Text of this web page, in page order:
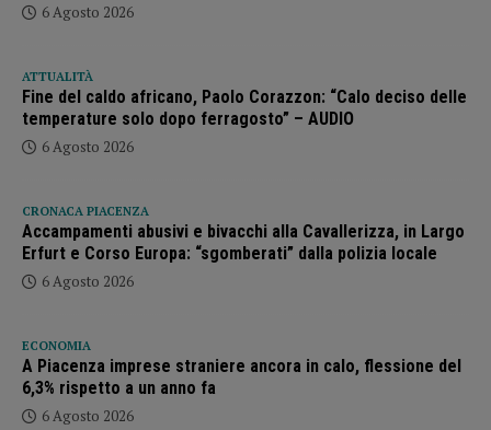
6 Agosto 2026
ATTUALITÀ
Fine del caldo africano, Paolo Corazzon: “Calo deciso delle
temperature solo dopo ferragosto” – AUDIO
6 Agosto 2026
CRONACA PIACENZA
Accampamenti abusivi e bivacchi alla Cavallerizza, in Largo
Erfurt e Corso Europa: “sgomberati” dalla polizia locale
6 Agosto 2026
ECONOMIA
A Piacenza imprese straniere ancora in calo, flessione del
6,3% rispetto a un anno fa
6 Agosto 2026